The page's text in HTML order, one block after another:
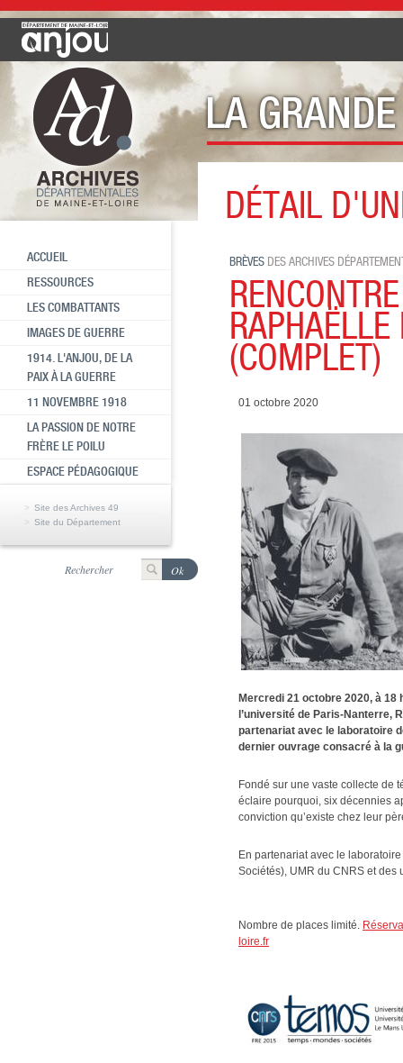
Toutes les brèves
ACCUEIL
RESSOURCES
LES COMBATTANTS
IMAGES DE GUERRE
1914. L'ANJOU, DE LA
PAIX À LA GUERRE
11 NOVEMBRE 1918
LA PASSION DE NOTRE
FRÈRE LE POILU
ESPACE PÉDAGOGIQUE
Site des Archives 49
Site du Département
DÉTAIL
BRÈVES DES ARCHIVES
RAPHAËLLE
(COMPLET)
01 octobre 2020
Mercredi 21 octobre 2020, à 18
l’université de Paris-Nanterre,
partenariat avec le laboratoire
dernier ouvrage consacré à la
Fondé sur une vaste collecte de
éclaire pourquoi, six décennies
conviction qu’existe chez leur
En partenariat avec le
Sociétés), UMR du CNRS et des
Nombre de places limité.
loire.fr